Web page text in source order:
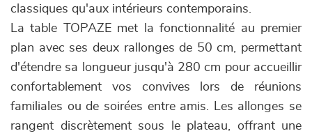
classiques qu'aux intérieurs contemporains.
La table TOPAZE met la fonctionnalité au premier
plan avec ses deux rallonges de 50 cm, permettant
d'étendre sa longueur jusqu'à 280 cm pour accueillir
confortablement vos convives lors de réunions
familiales ou de soirées entre amis. Les allonges se
rangent discrètement sous le plateau, offrant une